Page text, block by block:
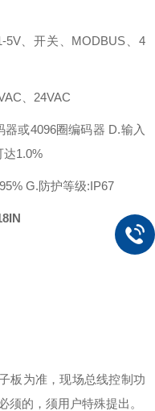
5V、开关、MODBUS、4
、24VAC
或4096圈编码器 D.输入
达1.0%
G.防护等级:IP67
板为准，现场总线控制功
须的，须用户特殊提出。